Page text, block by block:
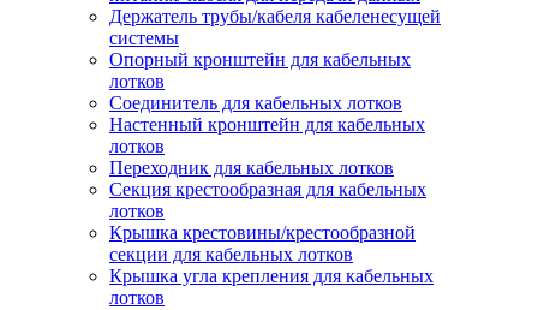
Держатель трубы/кабеля кабеленесущей
системы
Опорный кронштейн для кабельных
лотков
Соединитель для кабельных лотков
Настенный кронштейн для кабельных
лотков
Переходник для кабельных лотков
Секция крестообразная для кабельных
лотков
Крышка крестовины/крестообразной
секции для кабельных лотков
Крышка угла крепления для кабельных
лотков